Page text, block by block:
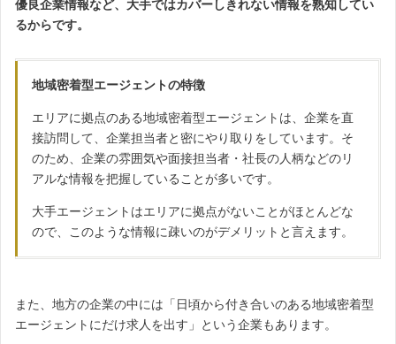
優良企業情報など、大手ではカバーしきれない情報を熟知してい
るからです。
地域密着型エージェントの特徴
エリアに拠点のある地域密着型エージェントは、企業を直
接訪問して、企業担当者と密にやり取りをしています。そ
のため、企業の雰囲気や面接担当者・社長の人柄などのリ
アルな情報を把握していることが多いです。
大手エージェントはエリアに拠点がないことがほとんどな
ので、このような情報に疎いのがデメリットと言えます。
また、地方の企業の中には「日頃から付き合いのある地域密着型
エージェントにだけ求人を出す」という企業もあります。